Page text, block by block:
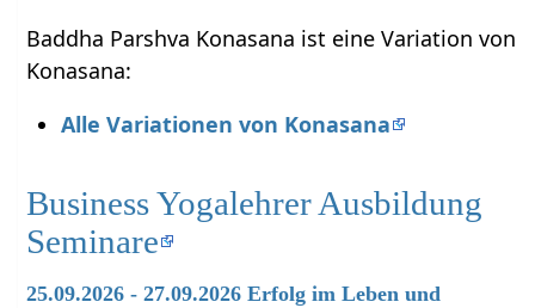
Baddha Parshva Konasana ist eine Variation von
Konasana:
Alle Variationen von Konasana
Business Yogalehrer Ausbildung
Seminare
25.09.2026 - 27.09.2026 Erfolg im Leben und